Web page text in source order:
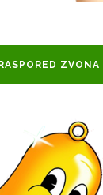
RASPORED ZVONA